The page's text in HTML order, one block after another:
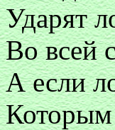
Ударят
Во всей
А если